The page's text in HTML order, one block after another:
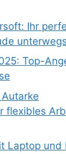
Ihr
unterwegs
Top-
flexibles
Laptop und